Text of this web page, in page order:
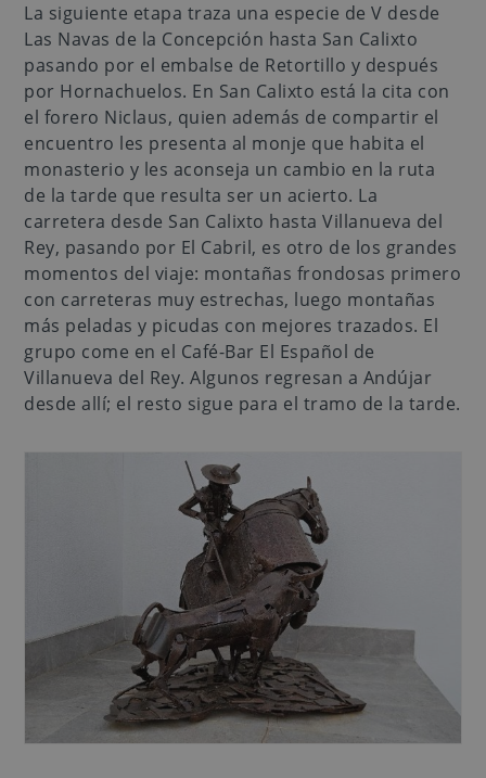
La siguiente etapa traza una especie de V desde
Las Navas de la Concepción hasta San Calixto
pasando por el embalse de Retortillo y después
por Hornachuelos. En San Calixto está la cita con
el forero Niclaus, quien además de compartir el
encuentro les presenta al monje que habita el
monasterio y les aconseja un cambio en la ruta
de la tarde que resulta ser un acierto. La
carretera desde San Calixto hasta Villanueva del
Rey, pasando por El Cabril, es otro de los grandes
momentos del viaje: montañas frondosas primero
con carreteras muy estrechas, luego montañas
más peladas y picudas con mejores trazados. El
grupo come en el Café-Bar El Español de
Villanueva del Rey. Algunos regresan a Andújar
desde allí; el resto sigue para el tramo de la tarde.